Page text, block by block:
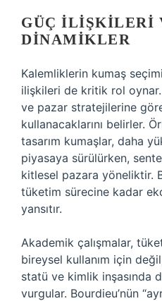
GÜÇ İLIŞKILERI
DINAMIKLER
Kalemliklerin kumaş
ilişkileri de kritik rol
ve pazar stratejilerine
kullanacaklarını belirler.
tasarım kumaşlar, daha
piyasaya sürülürken,
kitlesel pazara yöneliktir.
tüketim sürecine kadar
yansıtır.
Akademik çalışmalar,
bireysel kullanım için
statü ve kimlik inşasında
vurgular. Bourdieu’nün